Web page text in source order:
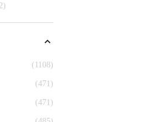
(1108)
(471)
(471)